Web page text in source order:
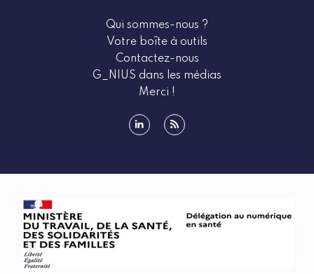
Qui sommes-nous ?
Votre boîte à outils
Contactez-nous
G_NIUS dans les médias
Merci !